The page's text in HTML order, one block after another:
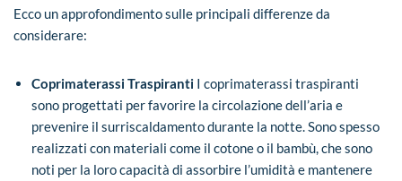
Ecco un approfondimento sulle principali differenze da
considerare:
Coprimaterassi Traspiranti I coprimaterassi traspiranti
sono progettati per favorire la circolazione dell’aria e
prevenire il surriscaldamento durante la notte. Sono spesso
realizzati con materiali come il cotone o il bambù, che sono
noti per la loro capacità di assorbire l’umidità e mantenere